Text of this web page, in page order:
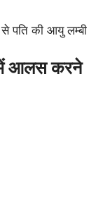
पति की आयु लम्बी
में आलस करने